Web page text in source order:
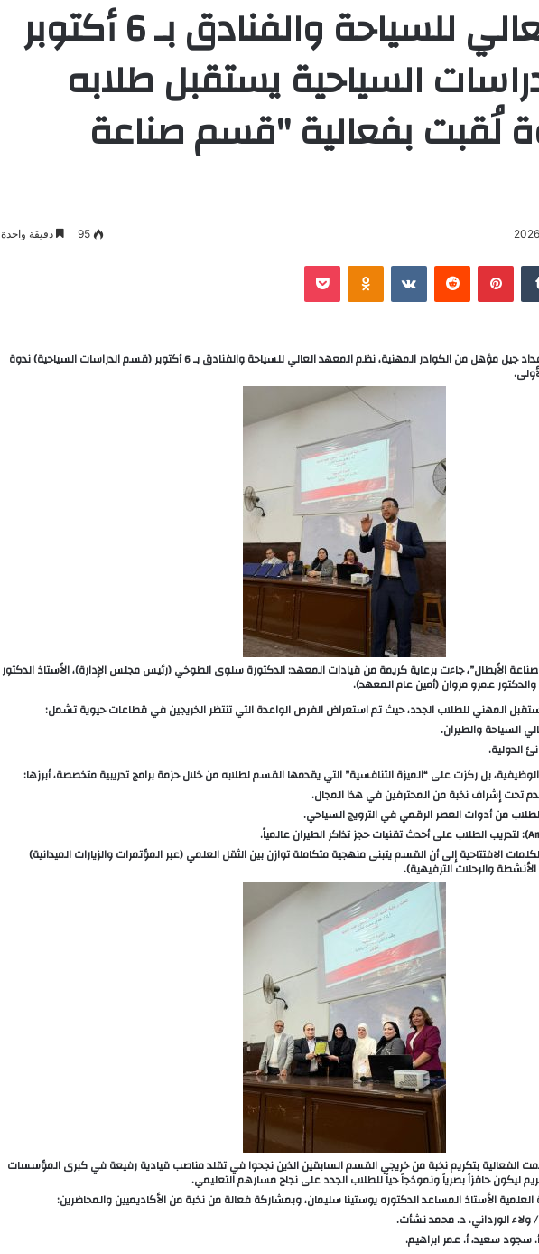
المعهد العالي للسياحة والفنادق بـ 6 أكتوبر
السياحية يستقبل طلابه
لُقبت بفعالية "قسم صناعة
95 دقيقة واحدة
‏Tumblr بينتيريست ‏Reddit
‏VKontakte
Odnoklassniki بوكيت
في إطار استراتيجيته الرامية إلى إعداد جيل مؤهل من الكوادر المهنية، نظم المعهد العالي للسياحة والفنادق بـ 6 أكتوبر (قسم الدراسات السياحية) ندوة
الأبطال”، جاءت برعاية كريمة من قيادات المعهد: الدكتورة سلوى الطوخي (رئيس مجلس الإدارة)، الأستاذ الدكتور
عمرو مروان (أمين عام المعهد).
المهني للطلاب الجدد، حيث تم استعراض الفرص الواعدة التي تنتظر الخريجين في قطاعات حيوية تشمل:
السياحة والطيران.
الدولية.
بل ركزت على “الميزة التنافسية” التي يقدمها القسم لطلابه من خلال حزمة برامج تدريبية متخصصة، أبرزها:
الافتتاحية إلى أن القسم يتبنى منهجية متكاملة توازن بين الثقل العلمي (عبر المؤتمرات والزيارات الميدانية)
والرحلات الترفيهية).
الفعالية بتكريم نخبة من خريجي القسم السابقين الذين نجحوا في تقلد مناصب قيادية رفيعة في كبرى المؤسسات
ليكون حافزاً بصرياً ونموذجاً حياً للطلاب الجدد على نجاح مسارهم التعليمي.
الأستاذ المساعد الدكتوره يوستينا سليمان، وبمشاركة فعالة من نخبة من الأكاديميين والمحاضرين:
ولاء الورداني، د. محمد نشأت.
سجود سعيد، أ. عمر ابراهيم.